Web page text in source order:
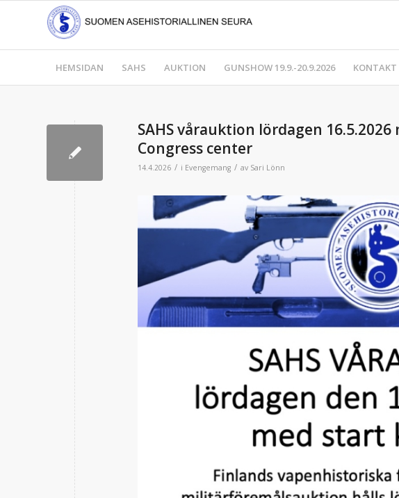
HEMSIDAN SAHS AUKTION GUNSHOW 19.9.-20.9.2026 KONTAKT
SAHS vårauktion lördagen 16.5.2026
Congress center
14.4.2026 / i Evengemang / av Sari Lönn